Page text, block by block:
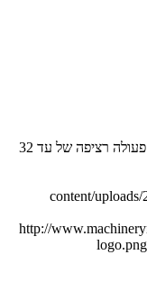
ל-XD5000E החדש מנוע דיזל והבטחה ליכולת פעולה רציפה של עד 32
content/
http://
logo.png